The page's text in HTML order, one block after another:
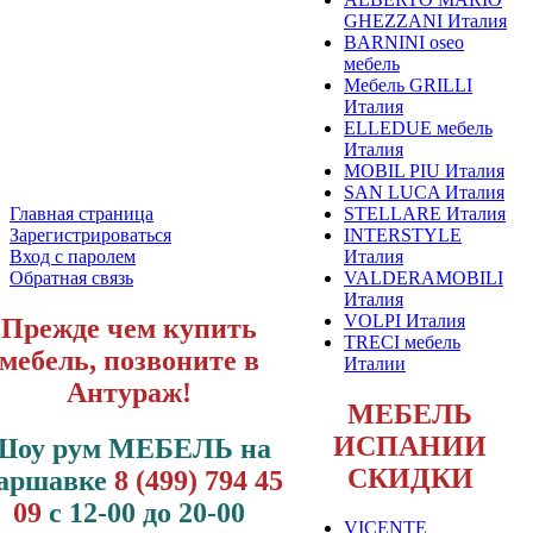
Главная страница
Зарегистрироваться
Вход с паролем
Обратная связь
Прежде чем купить
мебель, позвоните в
Антураж!
рум МЕБЕЛЬ на
8 (499) 794 45
09 с 12-00 до 20-00
GHEZZANI Италия
BARNINI oseo
мебель
Мебель GRILLI
Италия
ELLEDUE мебель
Италия
MOBIL PIU Италия
SAN LUCA Италия
STELLARE Италия
INTERSTYLE
Италия
VALDERAMOBILI
Италия
VOLPI Италия
TRECI мебель
Италии
МЕБЕЛЬ
ИСПАНИИ
СКИДКИ
VICENTE